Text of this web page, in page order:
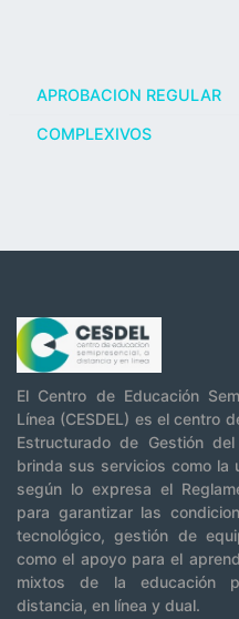
APROBACION REGULAR
COMPLEXIVOS
El Centro de Educación
Línea (CESDEL) es el centro
Estructurado de Gestión
brinda sus servicios como la
según lo expresa el
para garantizar las
tecnológico, gestión de
como el apoyo para el
mixtos de la educación
distancia, en línea y dual.